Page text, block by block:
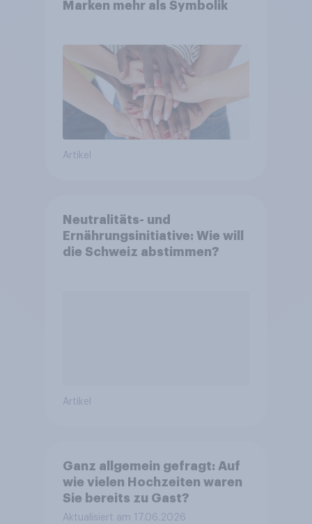
Marken mehr als Symbolik
Artikel
Neutralitäts- und
Ernährungsinitiative: Wie will
die Schweiz abstimmen?
Artikel
Ganz allgemein gefragt: Auf
wie vielen Hochzeiten waren
Sie bereits zu Gast?
Aktualisiert am 17.06.2026